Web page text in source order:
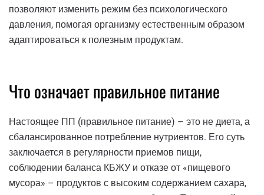
позволяют изменить режим без психологического
давления, помогая организму естественным образом
адаптироваться к полезным продуктам.
Что означает правильное питание
Настоящее ПП (правильное питание) – это не диета, а
сбалансированное потребление нутриентов. Его суть
заключается в регулярности приемов пищи,
соблюдении баланса КБЖУ и отказе от «пищевого
мусора» – продуктов с высоким содержанием сахара,